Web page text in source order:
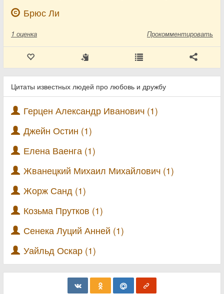
Брюс Ли
1 оценка Прокомментировать
Цитаты известных людей про любовь и дружбу
Герцен Александр Иванович (1)
Джейн Остин (1)
Елена Ваенга (1)
Жванецкий Михаил Михайлович (1)
Жорж Санд (1)
Козьма Прутков (1)
Сенека Луций Анней (1)
Уайльд Оскар (1)